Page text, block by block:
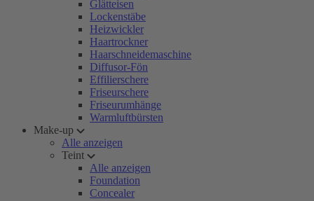
Glätteisen
Lockenstäbe
Heizwickler
Haartrockner
Haarschneidemaschine
Diffusor-Fön
Effilierschere
Friseurschere
Friseurumhänge
Warmluftbürsten
Make-up
Alle anzeigen
Teint
Alle anzeigen
Foundation
Concealer